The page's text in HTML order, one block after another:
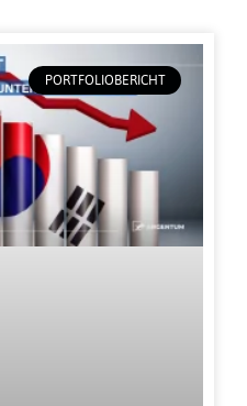
PORTFOLIOBERICHT